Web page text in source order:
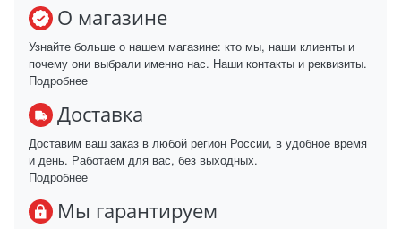
О магазине
Узнайте больше о нашем магазине: кто мы, наши клиенты и
почему они выбрали именно нас. Наши контакты и реквизиты.
Подробнее
Доставка
Доставим ваш заказ в любой регион России, в удобное время
и день. Работаем для вас, без выходных.
Подробнее
Мы гарантируем